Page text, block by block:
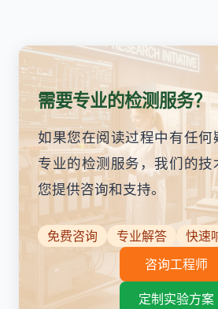
需要专业的检测服务？
如果您在阅读过程中有任何
专业的检测服务，我们的技
您提供咨询和支持。
免费咨询 专业解答
快速
咨询工程师
定制实验方案